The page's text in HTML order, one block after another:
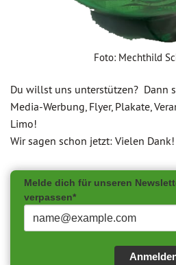
Foto: Mechthild
Du willst uns unterstützen? Dann
Media-Werbung, Flyer, Plakate,
Limo!
Wir sagen schon jetzt: Vielen Dank!
Melde dich für unseren
verpassen*